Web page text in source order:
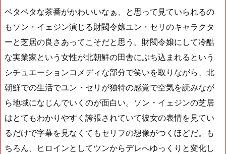
ベタベタな茶番がかわいいなぁ、と思って見ていられるの
もソン・イェジン演じる財閥令嬢ユン・セリのキャラクタ
ーと芝居の良さあってこそだと思う。財閥令嬢にして冷酷
な実業家という女性が北朝鮮の田舎にぶち込まれるという
シチュエーションコメディな部分で笑いを取りながら、北
朝鮮での生活でユン・セリが独特の感覚で空気を読みなが
ら地域になじんでいくのが面白い。ソン・イェジンの芝居
はとてもわかりやすく誇張されていて彼女の表情を見てい
るだけで字幕を見なくてもセリフの想像がつくほどだ。も
ちろん、ヒロインとしてツンからデレへゆっくりと変化し